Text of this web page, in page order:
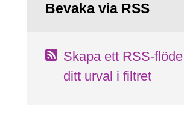
Bevaka via RSS
Skapa ett RSS-
ditt urval i filtret